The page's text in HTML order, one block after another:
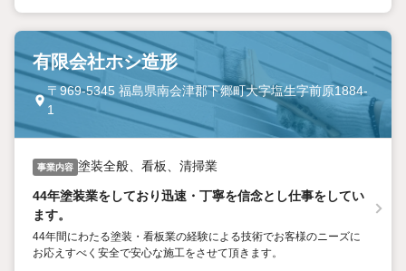
有限会社ホシ造形
〒969-5345 福島県南会津郡下郷町大字塩生字前原1884-
1
事業内容 塗装全般、看板、清掃業
44年塗装業をしており迅速・丁寧を信念とし仕事をしてい
ます。
44年間にわたる塗装・看板業の経験による技術でお客様のニーズに
お応えすべく安全で安心な施工をさせて頂きます。